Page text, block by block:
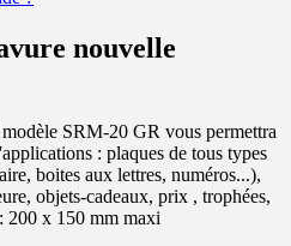
nouvelle
SRM-20 GR vous permettra
: plaques de tous types
boites aux lettres, numéros...),
objets-cadeaux, prix , trophées,
200 x 150 mm maxi